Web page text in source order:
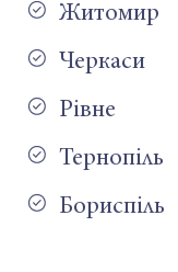
Житомир
Черкаси
Рівне
Тернопіль
Бориспіль